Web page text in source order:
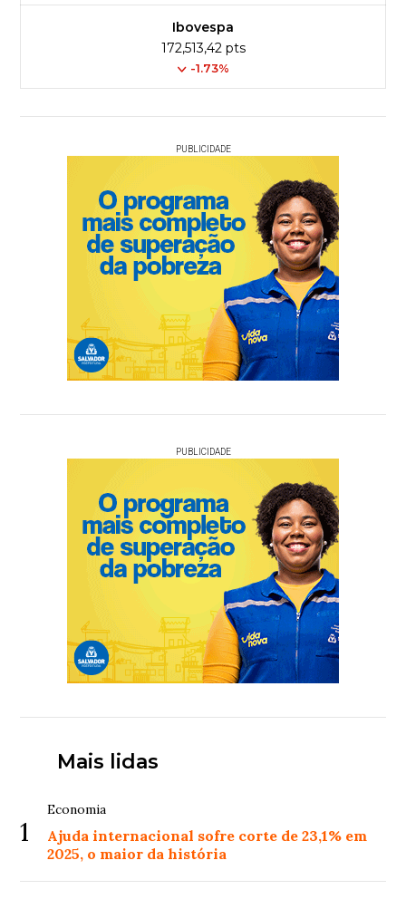
Ibovespa
172,513,42 pts
-1.73%
PUBLICIDADE
PUBLICIDADE
Mais lidas
1
Economia
Ajuda internacional sofre corte de 23,1% em
2025, o maior da história